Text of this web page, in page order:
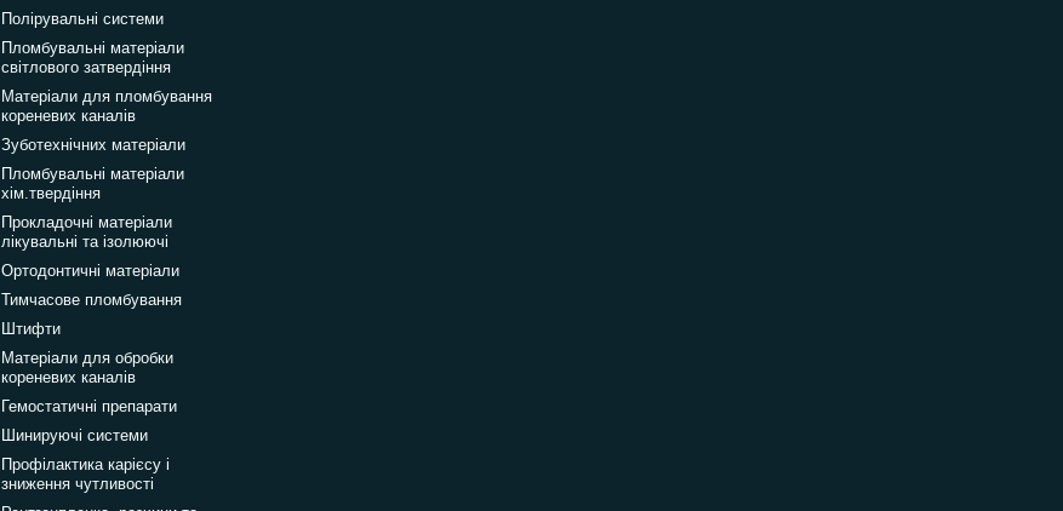
Полірувальні системи
Пломбувальні матеріали
світлового затвердіння
Матеріали для пломбування
кореневих каналів
Зуботехнічних матеріали
Пломбувальні матеріали
хім.твердіння
Прокладочні матеріали
лікувальні та ізолюючі
Ортодонтичні матеріали
Тимчасове пломбування
Штифти
Матеріали для обробки
кореневих каналів
Гемостатичні препарати
Шинируючі системи
Профілактика карієсу і
зниження чутливості